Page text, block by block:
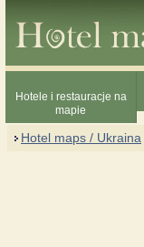
Hotele i restauracje na
mapie
Hotel maps / Ukraina